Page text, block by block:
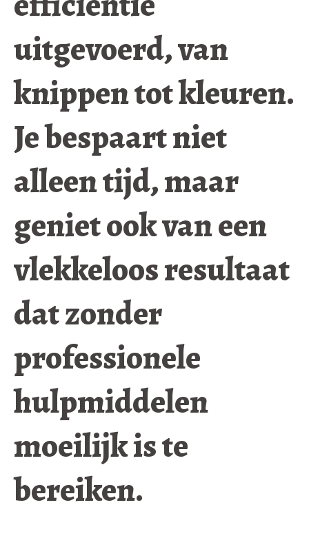
uitgevoerd, van
knippen tot kleuren.
Je bespaart niet
alleen tijd, maar
geniet ook van een
vlekkeloos resultaat
dat zonder
professionele
hulpmiddelen
moeilijk is te
bereiken.